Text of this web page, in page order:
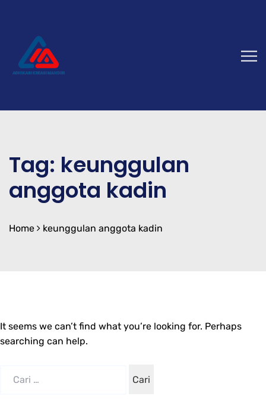
Tag: keunggulan
anggota kadin
Home keunggulan anggota kadin
It seems we can’t find what you’re looking for. Perhaps
searching can help.